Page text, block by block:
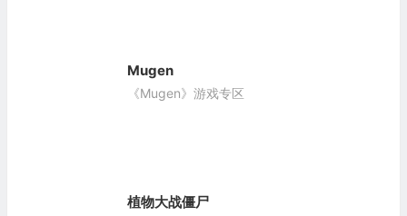
Mugen
《Mugen》游戏专区
植物大战僵尸